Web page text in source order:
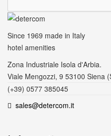
Since 1969 made in Italy
hotel amenities
Zona Industriale Isola d'Arbia.
Viale Mengozzi, 9 53100 Siena
(+39) 0577 385045
sales@detercom.it